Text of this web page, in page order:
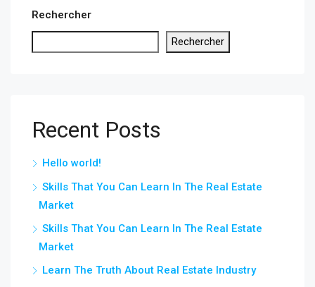
Rechercher
Rechercher
Recent Posts
Hello world!
Skills That You Can Learn In The Real Estate
Market
Skills That You Can Learn In The Real Estate
Market
Learn The Truth About Real Estate Industry